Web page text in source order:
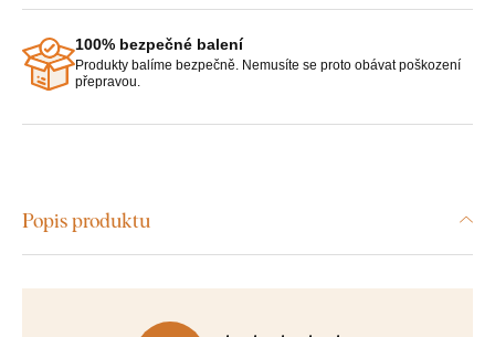
100% bezpečné balení
Produkty balíme bezpečně. Nemusíte se proto obávat poškození
přepravou.
Popis produktu